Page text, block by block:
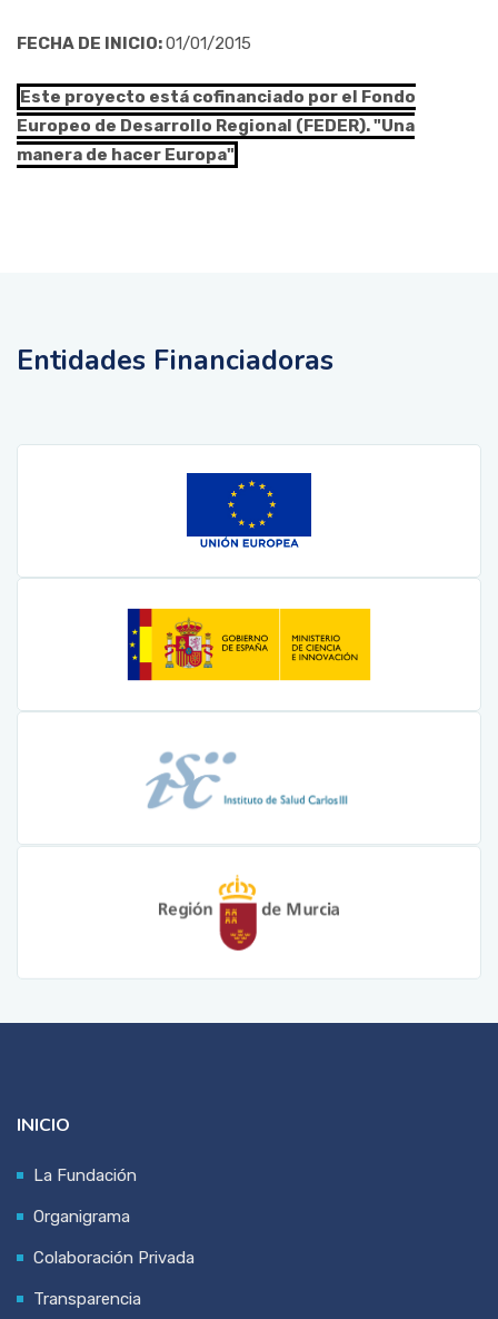
FECHA DE INICIO:01/01/2015
Este proyecto está cofinanciado por el Fondo
Europeo de Desarrollo Regional (FEDER). "Una
manera de hacer Europa"
Entidades Financiadoras
INICIO
La Fundación
Organigrama
Colaboración Privada
Transparencia